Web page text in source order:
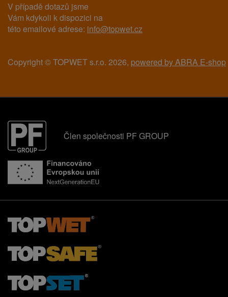
V případě dotazů jsme
Vám kdykoli k dispozici na
této emailové adrese: info@topwet.cz
Copyright © TOPWET s.r.o. 2026, powered by ABRA E-shop
Člen společnosti PF GROUP